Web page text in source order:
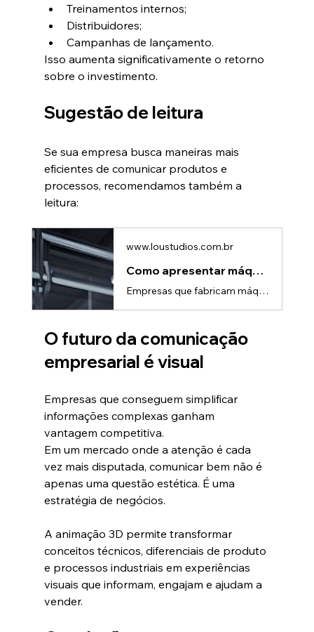
Treinamentos internos;
Distribuidores;
Campanhas de lançamento.
Isso aumenta significativamente o retorno
sobre o investimento.
Sugestão de leitura
Se sua empresa busca maneiras mais
eficientes de comunicar produtos e
processos, recomendamos também a
leitura:
www.loustudios.com.br
Como apresentar máquinas e equipamentos com mais clareza | Lou Studio
Empresas que fabricam máquinas e equipamentos frequentemente enfrentam o mesmo desafio: possuem produtos tecnicamente excelentes, mas encontram dificuldades para comunicar seus diferenciais de forma clara para o mercado.Isso acontece porque muitos equipamentos industriais possuem funcionalidades complexas, processos internos invisíveis e benefícios que nem sempre são percebidos apenas por fotografias, catálogos ou apresentações tradicionais.O resultado é que potenciais clientes podem não compree
O futuro da comunicação
empresarial é visual
Empresas que conseguem simplificar
informações complexas ganham
vantagem competitiva.
Em um mercado onde a atenção é cada
vez mais disputada, comunicar bem não é
apenas uma questão estética. É uma
estratégia de negócios.
A animação 3D permite transformar
conceitos técnicos, diferenciais de produto
e processos industriais em experiências
visuais que informam, engajam e ajudam a
vender.